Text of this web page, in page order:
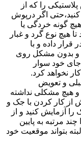
را که از
اگر درپوش
گونه خردگی یا
هیچ نوع گرد و غبار
داده و با
و بدون مشکل روی
خود سوار
نخواهد کرد.
و تعویض
هیچ مشکلی نداشته
از کار کردن با جک و
آزمایش کنید و از
مرتبه به پایین
بتواند موقعیت خود